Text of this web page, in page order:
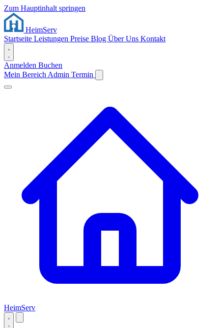
Zum Hauptinhalt springen
HeimServ
Startseite Leistungen Preise Blog Über Uns Kontakt
Anmelden Buchen
Mein Bereich Admin Termin
HeimServ